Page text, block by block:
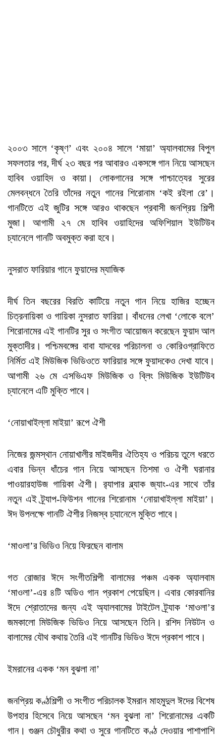
২০০৩ সালে ‘কৃষ্ণ’ এবং ২০০৪ সালে ‘মায়া’ অ্যালবামের বিপুল
সফলতার পর, দীর্ঘ ২৩ বছর পর আবারও একসঙ্গে গান নিয়ে আসছেন
হাবিব ওয়াহিদ ও কায়া। লোকগানের সঙ্গে পাশ্চাত্যের সুরের
মেলবন্ধনে তৈরি তাঁদের নতুন গানের শিরোনাম ‘কই রইলা রে’।
গানটিতে এই জুটির সঙ্গে আরও থাকছেন প্রবাসী জনপ্রিয় শিল্পী
মুজা। আগামী ২৭ মে হাবিব ওয়াহিদের অফিশিয়াল ইউটিউব
চ্যানেলে গানটি অবমুক্ত করা হবে।
নুসরাত ফারিয়ার গানে ফুয়াদের ম্যাজিক
দীর্ঘ তিন বছরের বিরতি কাটিয়ে নতুন গান নিয়ে হাজির হচ্ছেন
চিত্রনায়িকা ও গায়িকা নুসরাত ফারিয়া। বাঁধনের লেখা ‘লোকে বলে’
শিরোনামের এই গানটির সুর ও সংগীত আয়োজন করেছেন ফুয়াদ আল
মুক্তাদীর। পশ্চিমবঙ্গের বাবা যাদবের পরিচালনা ও কোরিওগ্রাফিতে
নির্মিত এই মিউজিক ভিডিওতে ফারিয়ার সঙ্গে ফুয়াদকেও দেখা যাবে।
আগামী ২৬ মে এসভিএফ মিউজিক ও ব্লিং মিউজিক ইউটিউব
চ্যানেলে এটি মুক্তি পাবে।
‘নোয়াখাইল্লা মাইয়া’ রূপে ঐশী
নিজের জন্মস্থান নোয়াখালীর মাইজদীর ঐতিহ্য ও পরিচয় তুলে ধরতে
এবার ভিন্ন ধাঁচের গান নিয়ে আসছেন তিশমা ও ঐশী ঘরানার
পাওয়ারহাউজ গায়িকা ঐশী। র‍্যাপার ব্ল্যাক জ্যাং-এর সাথে তাঁর
নতুন এই ট্র্যাপ-ফিউশন গানের শিরোনাম ‘নোয়াখাইল্লা মাইয়া’।
ঈদ উপলক্ষে গানটি ঐশীর নিজস্ব চ্যানেলে মুক্তি পাবে।
‘মাওলা’র ভিডিও নিয়ে ফিরছেন বালাম
গত রোজার ঈদে সংগীতশিল্পী বালামের পঞ্চম একক অ্যালবাম
‘মাওলা’-এর ৪টি অডিও গান প্রকাশ পেয়েছিল। এবার কোরবানির
ঈদে শ্রোতাদের জন্য এই অ্যালবামের টাইটেল ট্র্যাক ‘মাওলা’র
জমকালো মিউজিক ভিডিও নিয়ে আসছেন তিনি। রশিদ নিউটন ও
বালামের যৌথ কথায় তৈরি এই গানটির ভিডিও ঈদে প্রকাশ পাবে।
ইমরানের একক ‘মন বুঝলা না’
জনপ্রিয় কণ্ঠশিল্পী ও সংগীত পরিচালক ইমরান মাহমুদুল ঈদের বিশেষ
উপহার হিসেবে নিয়ে আসছেন ‘মন বুঝলা না’ শিরোনামের একটি
গান। গুঞ্জন চৌধুরীর কথা ও সুরে গানটিতে কণ্ঠ দেওয়ার পাশাপাশি